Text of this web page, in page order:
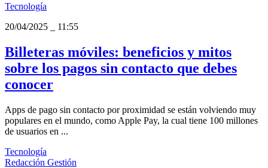
Tecnología
20/04/2025
11:55
Billeteras móviles: beneficios y mitos
sobre los pagos sin contacto que debes
conocer
Apps de pago sin contacto por proximidad se están volviendo muy
populares en el mundo, como Apple Pay, la cual tiene 100 millones
de usuarios en ...
Tecnología
Redacción Gestión